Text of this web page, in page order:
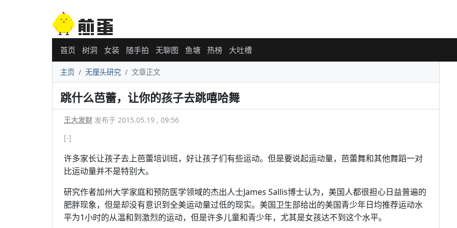
首页 树洞 女装 随手拍 无聊图 鱼塘 热榜 大吐槽
主页 无厘头研究 文章正文
跳什么芭蕾，让你的孩子去跳嘻哈舞
王大发财 发布于 2015.05.19 , 09:56
[-]
许多家长让孩子去上芭蕾培训班，好让孩子们有些运动。但是要说起运动量，芭蕾舞和其他舞蹈一对
比运动量并不是特别大。
研究作者加州大学家庭和预防医学领域的杰出人士James Sallis博士认为，美国人都很担心日益普遍的
肥胖现象，但是却没有意识到全美运动量过低的现实。美国卫生部给出的美国青少年日均推荐运动水
平为1小时的从温和到激烈的运动，但是许多儿童和青少年，尤其是女孩达不到这个水平。